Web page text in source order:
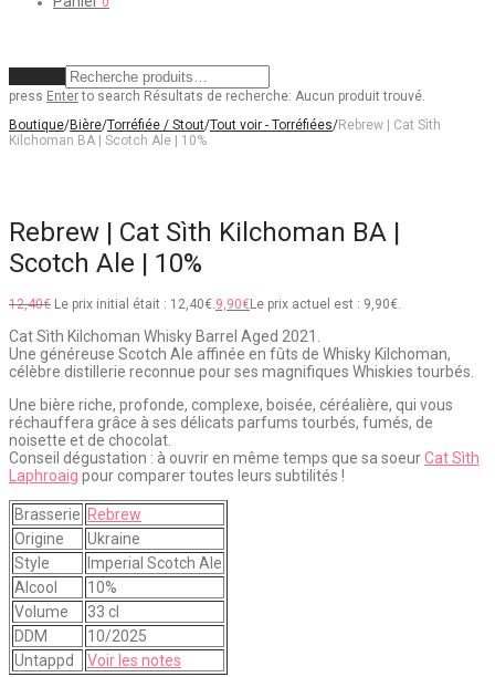
press Enterto search Résultats de recherche: Aucun produit trouvé.
Boutique/Bière/Torréfiée / Stout/Tout voir - Torréfiées/Rebrew | Cat Sìth
Kilchoman BA | Scotch Ale | 10%
Rebrew | Cat Sìth Kilchoman BA |
Scotch Ale | 10%
12,40€ Le prix initial était : 12,40€.9,90€Le prix actuel est : 9,90€.
Cat Sìth Kilchoman Whisky Barrel Aged 2021.
Une généreuse Scotch Ale affinée en fûts de Whisky Kilchoman,
célèbre distillerie reconnue pour ses magnifiques Whiskies tourbés.
Une bière riche, profonde, complexe, boisée, céréalière, qui vous
réchauffera grâce à ses délicats parfums tourbés, fumés, de
noisette et de chocolat.
Conseil dégustation : à ouvrir en même temps que sa soeurCat Sìth
Laphroaig pour comparer toutes leurs subtilités !
Brasserie Rebrew
Origine
Ukraine
Style
Imperial Scotch Ale
Alcool
10%
Volume
33 cl
DDM
10/2025
Untappd
Voir les notes